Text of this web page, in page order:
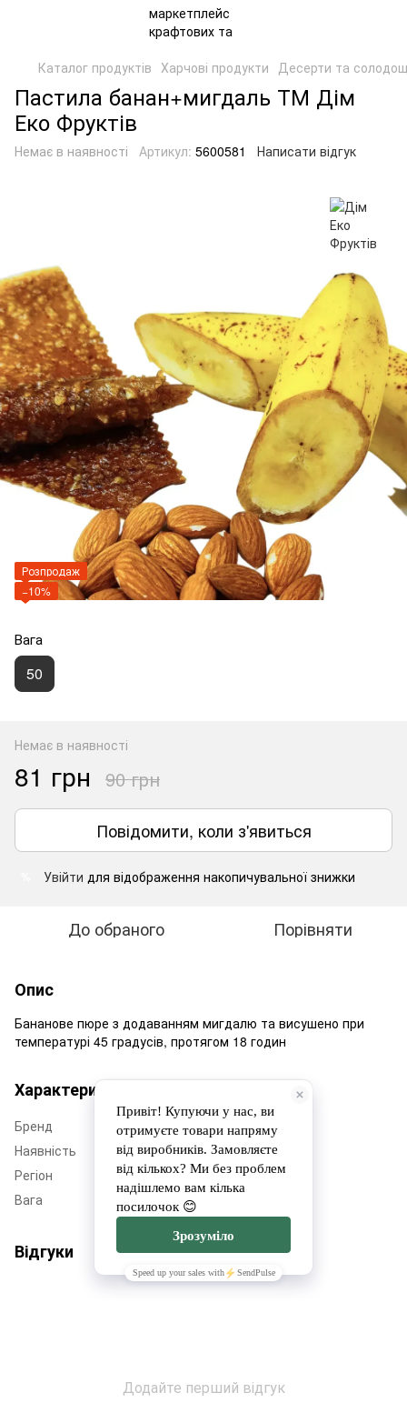
Каталог продуктів Харчові продукти Десерти та
Пастила банан+мигдаль ТМ Дім
Еко Фруктів
Немає в наявності Артикул: 5600581 Написати відгук
Розпродаж
−10%
Вага
50
Немає в наявності
81 грн 90 грн
Повідомити, коли з'явиться
Увійти для відображення накопичувальної знижки
До обраного Порівняти
Опис
Бананове пюре з додаванням мигдалю та висушено при
температурі 45 градусів, протягом 18 годин
Характеристики
Бренд
Дім Еко Фруктів
Наявність
Немає в наявності
Регіон
Черкащина
Вага
50
Відгуки
Додайте перший відгук